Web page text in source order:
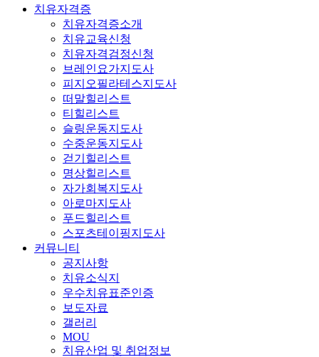
치유자격증
치유자격증소개
치유교육신청
치유자격검정신청
브레인요가지도사
피지오필라테스지도사
떠말힐리스트
티힐리스트
슬링운동지도사
수중운동지도사
걷기힐리스트
명상힐리스트
자가회복지도사
아로마지도사
푸드힐리스트
스포츠테이핑지도사
커뮤니티
공지사항
치유소식지
우수치유표준인증
보도자료
갤러리
MOU
치유산업 및 취업정보